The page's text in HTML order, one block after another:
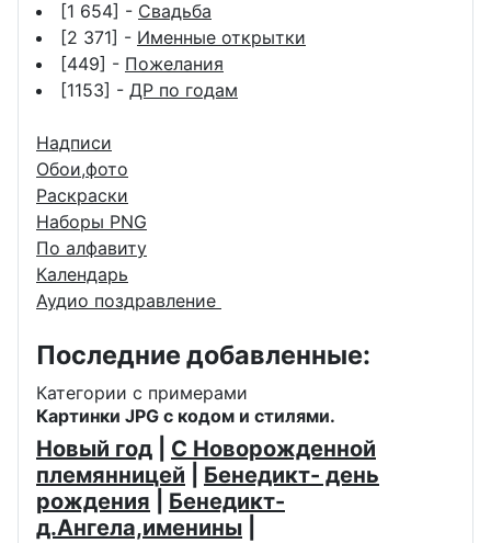
[1 654] - Свадьба
[2 371] - Именные открытки
[449] - Пожелания
[1153] - ДР по годам
Надписи
Обои,фото
Раскраски
Наборы PNG
По алфавиту
Календарь
Аудио поздравление
Последние добавленные:
Категории с примерами
Картинки JPG с кодом и стилями.
Новый год
С Новорожденной
племянницей
Бенедикт- день
рождения
Бенедикт-
д.Ангела,именины